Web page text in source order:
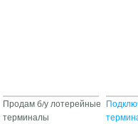
Продам б/у лотерейные
терминалы